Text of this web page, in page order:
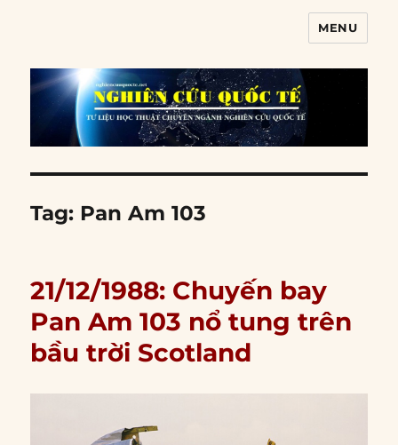
MENU
Tag: Pan Am 103
21/12/1988: Chuyến bay
Pan Am 103 nổ tung trên
bầu trời Scotland